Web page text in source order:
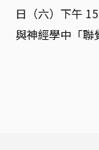
日（六）下午
與神經學中「聯